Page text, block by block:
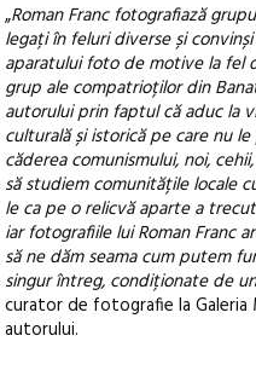
„Roman Franc fotografiază
legați în feluri diverse și
aparatului foto de motive la fel
grup ale compatrioților din
autorului prin faptul că aduc la
culturală și istorică pe care nu
căderea comunismului, noi,
să studiem comunitățile locale
le ca pe o relicvă aparte a
iar fotografiile lui Roman Franc
să ne dăm seama cum putem
singur întreg, condiționate de
curator de fotografie la Galeria
autorului.